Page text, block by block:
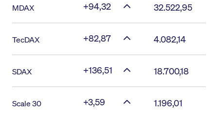
MDAX +94,32 32.522,95
TecDAX +82,87 4.082,14
SDAX +136,51 18.700,18
Scale 30 +3,59 1.196,01